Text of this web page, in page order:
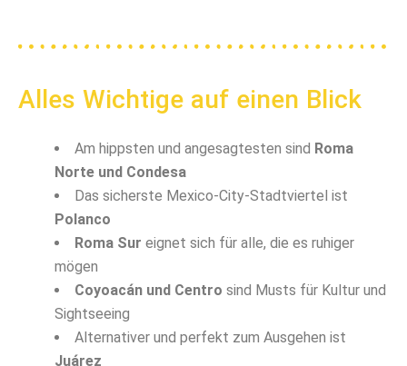
Alles Wichtige auf einen Blick
Am hippsten und angesagtesten sind Roma
Norte und Condesa
Das sicherste Mexico-City-Stadtviertel ist
Polanco
Roma Sur eignet sich für alle, die es ruhiger
mögen
Coyoacán und Centro sind Musts für Kultur und
Sightseeing
Alternativer und perfekt zum Ausgehen ist
Juárez